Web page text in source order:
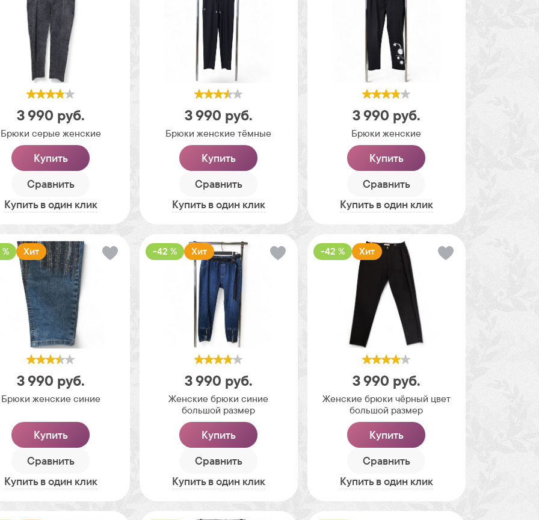
3 990 руб.
Брюки серые женские
Купить
Сравнить
Купить в один клик
3 990 руб.
Брюки женские тёмные
Купить
Сравнить
Купить в один клик
3 990 руб.
Брюки женские
Купить
Сравнить
Купить в один клик
Хит
3 990 руб.
Брюки женские синие
Купить
Сравнить
Купить в один клик
-42 % Хит
3 990 руб.
Женские брюки синие
большой размер
Купить
Сравнить
Купить в один клик
-42 % Хит
3 990 руб.
Женские брюки чёрный цвет
большой размер
Купить
Сравнить
Купить в один клик